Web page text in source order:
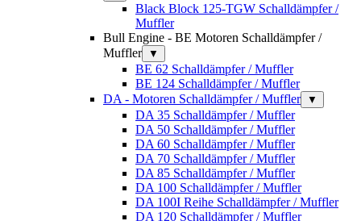
Black Block 125-TGW Schalldämpfer /
Muffler
Bull Engine - BE Motoren Schalldämpfer /
Muffler
▼
BE 62 Schalldämpfer / Muffler
BE 124 Schalldämpfer / Muffler
DA - Motoren Schalldämpfer / Muffler
▼
DA 35 Schalldämpfer / Muffler
DA 50 Schalldämpfer / Muffler
DA 60 Schalldämpfer / Muffler
DA 70 Schalldämpfer / Muffler
DA 85 Schalldämpfer / Muffler
DA 100 Schalldämpfer / Muffler
DA 100I Reihe Schalldämpfer / Muffler
DA 120 Schalldämpfer / Muffler